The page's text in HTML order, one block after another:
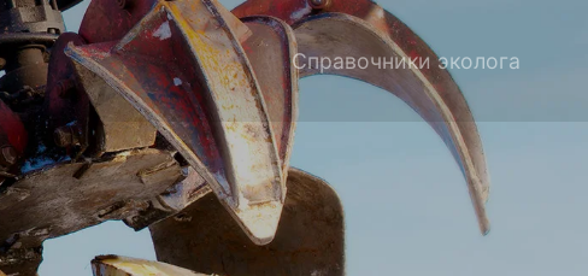
Справочники эколога